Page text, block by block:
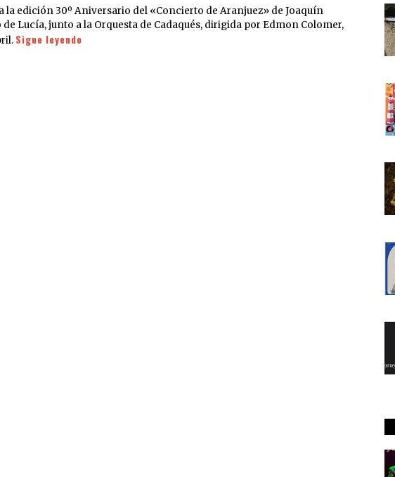
la edición 30º Aniversario del «Concierto de Aranjuez» de Joaquín
Lucía, junto a la Orquesta de Cadaqués, dirigida por Edmon Colomer,
Sigue leyendo